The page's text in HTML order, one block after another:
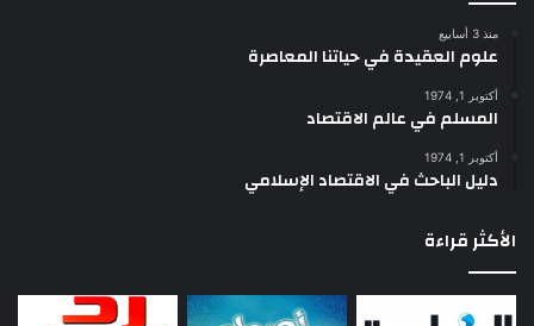
الواقع.
ولكن ما هي الحدود بين الواقع والحقيقة، وهل هناك حدود فاصلة بينهما، وهل
يستطيع أحدهما التخلي عن الآخر ليكون بنفسه عالما قائما بنفسه؟
إن الواقع الأرضي هو المتكأ الوحيد للفنان، يعتمد عليه وهو ينطلق في سماء
الحقيقة، إنه الأرض المحدودة التي تحتاج أقدامنا إليها للقفز في هواء الحقيقة
الرخو غير المحدد الملامح والأطراف. ولكن الواقع الأرضي شيء والواقع
الخمس التي يجندها لتغذية إدراكاته، وهو لا يعترف بواقع خارج حدود هذه
منذ 3 أسابيع
علوم العقيدة في حياتنا المعاصرة
أكتوبر 1, 1974
المسلم في عالم الاقتصاد
أكتوبر 1, 1974
دليل الباحث في الاقتصاد الإسلامي
الأكثر قراءة